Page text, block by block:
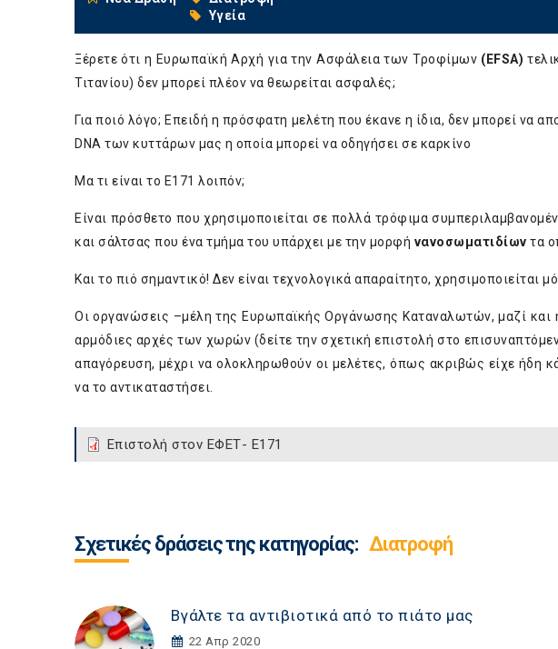
Υγεία
Ξέρετε ότι η Ευρωπαϊκή Αρχή για την Ασφάλεια των Τροφίμων (EFSA)
Τιτανίου) δεν μπορεί πλέον να θεωρείται ασφαλές;
Για ποιό λόγο; Επειδή η πρόσφατη μελέτη που έκανε η ίδια, δεν μπορεί να
DNA των κυττάρων μας η οποία μπορεί να οδηγήσει σε καρκίνο
Μα τι είναι το Ε171 λοιπόν;
Είναι πρόσθετο που χρησιμοποιείται σε πολλά τρόφιμα
και σάλτσας που ένα τμήμα του υπάρχει με την μορφή νανοσωματιδίων τα
Και το πιό σημαντικό! Δεν είναι τεχνολογικά απαραίτητο, χρησιμοποιείται
Οι οργανώσεις –μέλη της Ευρωπαϊκής Οργάνωσης Καταναλωτών, μαζί και
αρμόδιες αρχές των χωρών (δείτε την σχετική επιστολή στο
απαγόρευση, μέχρι να ολοκληρωθούν οι μελέτες, όπως ακριβώς είχε ήδη
να το αντικαταστήσει.
Επιστολή στον ΕΦΕΤ- Ε171
Σχετικές δράσεις της κατηγορίας: Διατροφή
Βγάλτε τα αντιβιοτικά από το πιάτο μας
22 Απρ 2020